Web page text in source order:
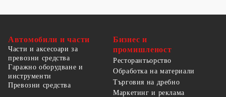
Автомобили и части
Части и аксесоари за
превозни средства
Гаражно оборудване и
инструменти
Превозни средства
Бизнес и
промишленост
Ресторантьорство
Обработка на материали
Търговия на дребно
Маркетинг и реклама